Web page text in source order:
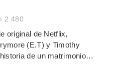
2.480
original de Netflix,
(E.T) y Timothy
de un matrimonio…